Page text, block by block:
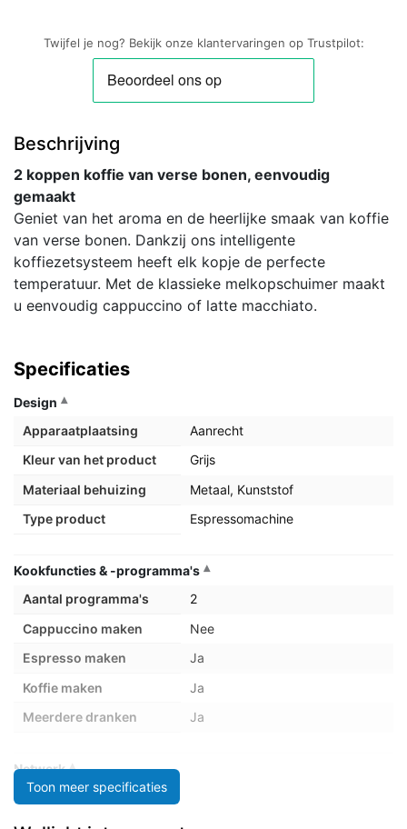
Twijfel je nog? Bekijk onze klantervaringen op Trustpilot:
Beschrijving
2 koppen koffie van verse bonen, eenvoudig
gemaakt
Geniet van het aroma en de heerlijke smaak van koffie
van verse bonen. Dankzij ons intelligente
koffiezetsysteem heeft elk kopje de perfecte
temperatuur. Met de klassieke melkopschuimer maakt
u eenvoudig cappuccino of latte macchiato.
Specificaties
Design
Apparaatplaatsing
Aanrecht
Kleur van het product
Grijs
Materiaal behuizing
Metaal, Kunststof
Type product
Espressomachine
Kookfuncties & -programma's
Aantal programma's
2
Cappuccino maken
Nee
Espresso maken
Ja
Koffie maken
Ja
Meerdere dranken
Ja
Netwerk
Wifi
Toon meer specificaties